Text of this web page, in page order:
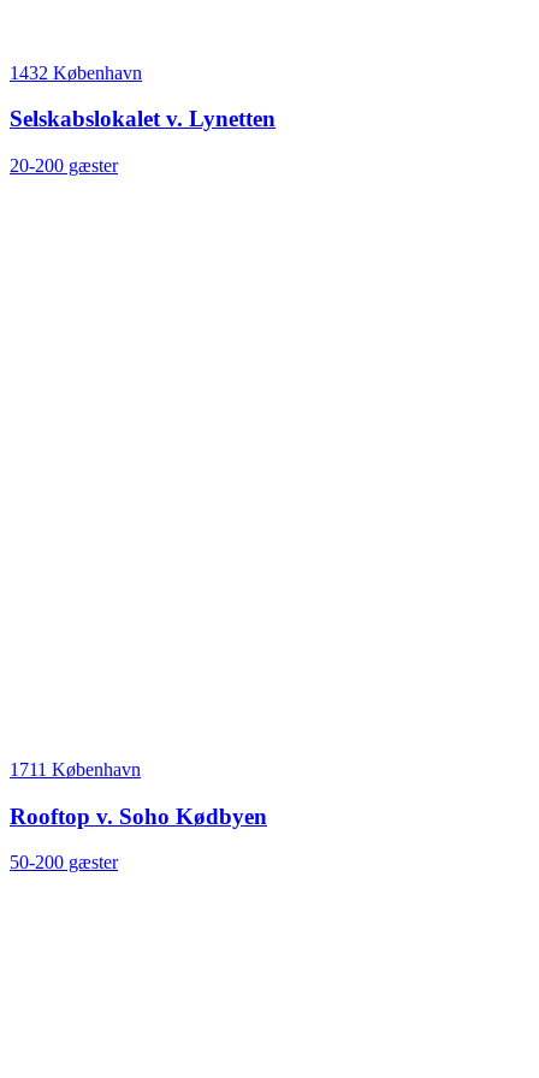
1432 København
Selskabslokalet v. Lynetten
20-200 gæster
1711 København
Rooftop v. Soho Kødbyen
50-200 gæster